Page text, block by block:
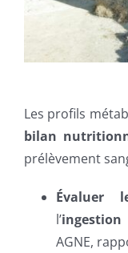
Les profils
bilan
prélèvement
Évaluer
l’ingestion
AGNE,